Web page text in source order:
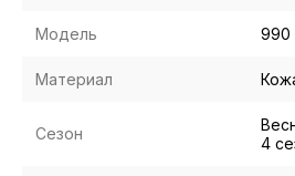
Модель 990
Материал
Сезон
4